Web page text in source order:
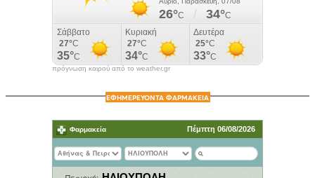
πρόγνωση καιρού από το weather.gr
ΕΦΗΜΕΡΕΥΟΝΤΑ ΦΑΡΜΑΚΕΙΑ